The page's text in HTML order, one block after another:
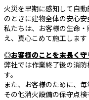
火災を早期に感知して自
のときに建物全体の安心安
私たちは、お客様の生命
え、真心こめて施工します
◎お客様のことを末長く守
弊社では作業終了後の消
す。
また、お客様のために、
その他消火設備の保守点検